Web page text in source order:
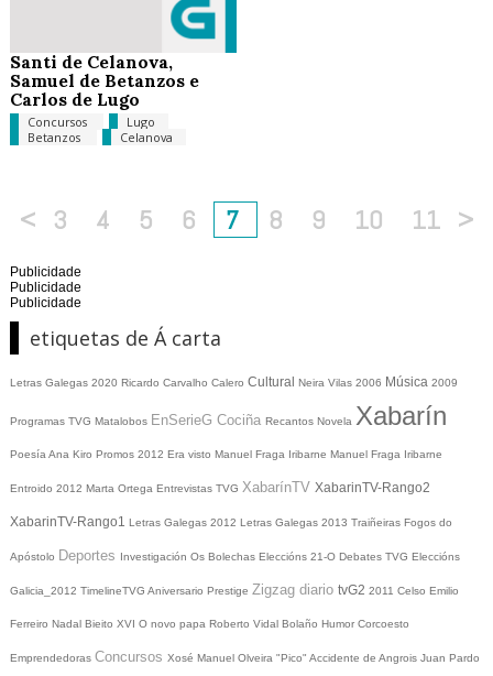
Santi de Celanova,
Samuel de Betanzos e
Carlos de Lugo
Concursos
Lugo
Betanzos
Celanova
< 3 4 5 6 7 8 9 10 11 >
Publicidade
Publicidade
Publicidade
etiquetas de Á carta
Letras Galegas 2020 Ricardo Carvalho Calero Cultural Neira Vilas 2006 Música 2009
Programas TVG Matalobos EnSerieG Cociña Recantos Novela Xabarín
Poesía Ana Kiro Promos 2012 Era visto Manuel Fraga Iribarne Manuel Fraga Iribarne
Entroido 2012 Marta Ortega Entrevistas TVG XabarínTV XabarinTV-Rango2
XabarinTV-Rango1 Letras Galegas 2012 Letras Galegas 2013 Traiñeiras Fogos do
Apóstolo Deportes Investigación Os Bolechas Eleccións 21-O Debates TVG Eleccións
Galicia_2012 TimelineTVG Aniversario Prestige Zigzag diario tvG2 2011 Celso Emilio
Ferreiro Nadal Bieito XVI O novo papa Roberto Vidal Bolaño Humor Corcoesto
Emprendedoras Concursos Xosé Manuel Olveira "Pico" Accidente de Angrois Juan Pardo